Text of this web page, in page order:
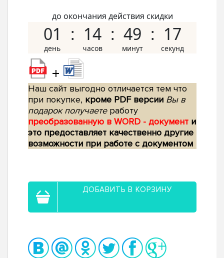
до окончания действия скидки
01 14 49 16
+
Наш сайт выгодно отличается тем что
при покупке, кроме PDF версии Вы в
подарок получаетеработу
преобразованную в WORD - документ и
это предоставляет качественно другие
возможности при работе с документом
ДОБАВИТЬ В КОРЗИНУ